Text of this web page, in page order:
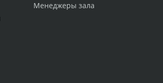
Менеджеры зала